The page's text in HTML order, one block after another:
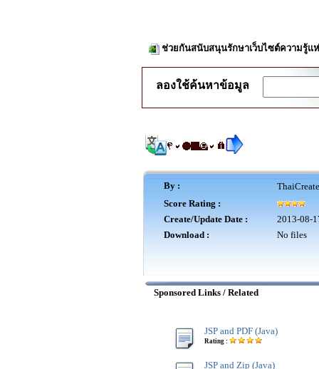
ช่วยกันสนับสนุนรักษาเว็บไซต์ความรู้แ
ลองใช้ค้นหาข้อมูล
By :
Score Rating :
Create/Update Date :
2013-08-
Download :
No files
Sponsored Links / Related
JSP and PDF (Java)
Rating :
JSP and Zip (Java)